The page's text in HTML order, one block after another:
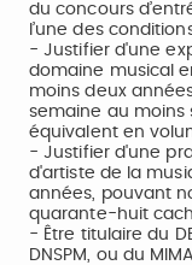
du concours
l’une des
- Justifier d'une
domaine musical
moins deux
semaine au moins
équivalent en
- Justifier d'une
d'artiste de la
années, pouvant
quarante-huit
- Être titulaire du
DNSPM, ou du